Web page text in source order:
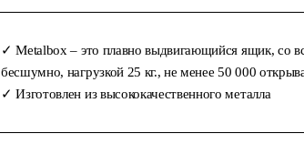
✓ Metalbox – это плавно выдвигающийся ящик, со
бесшумно, нагрузкой 25 кг., не менее 50 000
✓ Изготовлен из высококачественного металла